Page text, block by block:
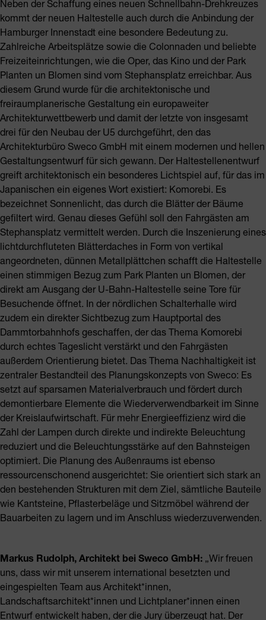
Neben der Schaffung eines neuen Schnellbahn-Drehkreuzes
kommt der neuen Haltestelle auch durch die Anbindung der
Hamburger Innenstadt eine besondere Bedeutung zu.
Zahlreiche Arbeitsplätze sowie die Colonnaden und beliebte
Freizeiteinrichtungen, wie die Oper, das Kino und der Park
Planten un Blomen sind vom Stephansplatz erreichbar. Aus
diesem Grund wurde für die architektonische und
freiraumplanerische Gestaltung ein europaweiter
Architekturwettbewerb und damit der letzte von insgesamt
drei für den Neubau der U5 durchgeführt, den das
Architekturbüro Sweco GmbH mit einem modernen und hellen
Gestaltungsentwurf für sich gewann. Der Haltestellenentwurf
greift architektonisch ein besonderes Lichtspiel auf, für das im
Japanischen ein eigenes Wort existiert: Komorebi. Es
bezeichnet Sonnenlicht, das durch die Blätter der Bäume
gefiltert wird. Genau dieses Gefühl soll den Fahrgästen am
Stephansplatz vermittelt werden. Durch die Inszenierung eines
lichtdurchfluteten Blätterdaches in Form von vertikal
angeordneten, dünnen Metallplättchen schafft die Haltestelle
einen stimmigen Bezug zum Park Planten un Blomen, der
direkt am Ausgang der U-Bahn-Haltestelle seine Tore für
Besuchende öffnet. In der nördlichen Schalterhalle wird
zudem ein direkter Sichtbezug zum Hauptportal des
Dammtorbahnhofs geschaffen, der das Thema Komorebi
durch echtes Tageslicht verstärkt und den Fahrgästen
außerdem Orientierung bietet. Das Thema Nachhaltigkeit ist
zentraler Bestandteil des Planungskonzepts von Sweco: Es
setzt auf sparsamen Materialverbrauch und fördert durch
demontierbare Elemente die Wiederverwendbarkeit im Sinne
der Kreislaufwirtschaft. Für mehr Energieeffizienz wird die
Zahl der Lampen durch direkte und indirekte Beleuchtung
reduziert und die Beleuchtungsstärke auf den Bahnsteigen
optimiert. Die Planung des Außenraums ist ebenso
ressourcenschonend ausgerichtet: Sie orientiert sich stark an
den bestehenden Strukturen mit dem Ziel, sämtliche Bauteile
wie Kantsteine, Pflasterbeläge und Sitzmöbel während der
Bauarbeiten zu lagern und im Anschluss wiederzuverwenden.
Markus Rudolph, Architekt bei Sweco GmbH: „Wir freuen
uns, dass wir mit unserem international besetzten und
eingespielten Team aus Architekt*innen,
Landschaftsarchitekt*innen und Lichtplaner*innen einen
Entwurf entwickelt haben, der die Jury überzeugt hat. Der